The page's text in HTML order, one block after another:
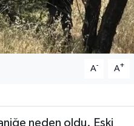
A- A+
neden oldu. Eski